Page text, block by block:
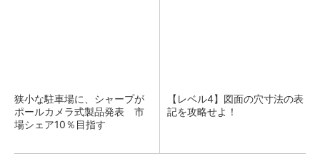
狭小な駐車場に、シャープが
ポールカメラ式製品発表 市
場シェア10％目指す
【レベル4】図面の穴寸法の表
記を攻略せよ！